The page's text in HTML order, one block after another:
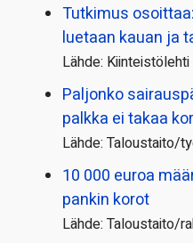
Tutkimus
luetaan kauan ja
Lähde: Kiinteistölehti
Paljonko
palkka ei takaa
Lähde: Taloustaito/
10 000 euroa
pankin korot
Lähde: Taloustaito/